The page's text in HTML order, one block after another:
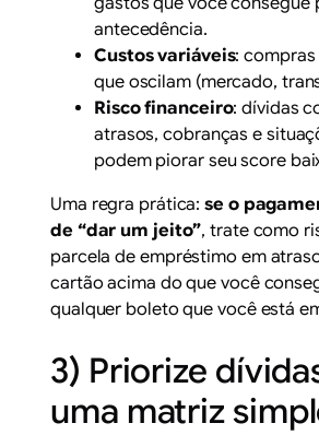
antecedência.
Custos variáveis:
que oscilam (mercado,
Risco financeiro: dívidas
atrasos, cobranças e
podem piorar seu score
Uma regra prática:se o
de “dar um jeito”, trate como
parcela de empréstimo em
cartão acima do que você
qualquer boleto que você está
3) Priorize
uma matriz